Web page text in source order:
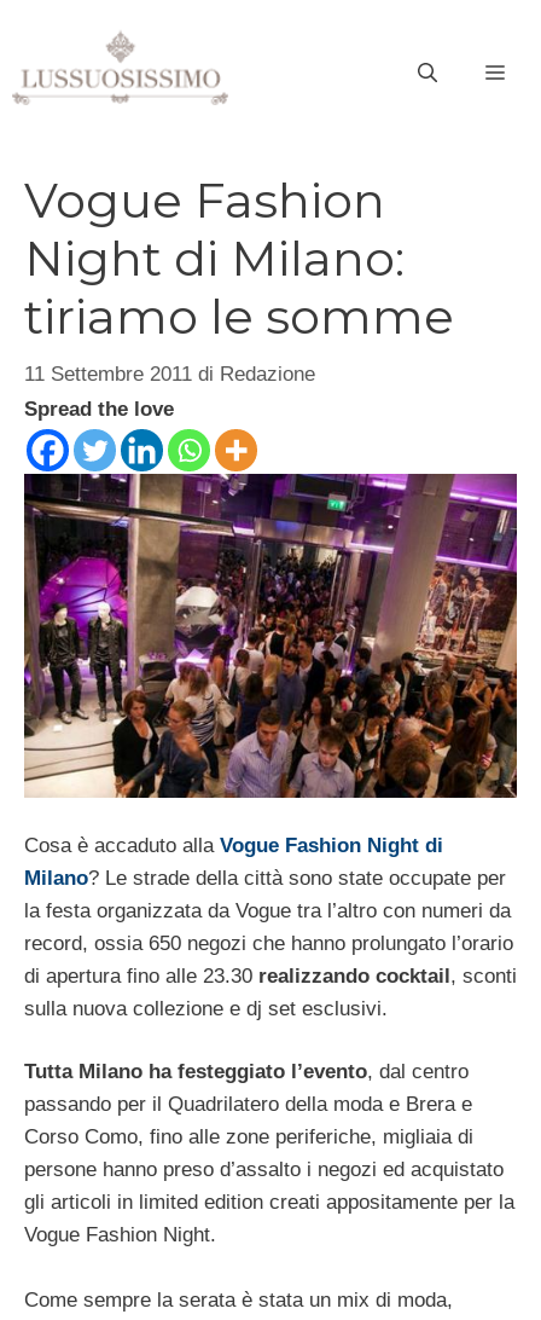
contenuto
Vogue Fashion
Night di Milano:
tiriamo le somme
11 Settembre 2011 di Redazione
Spread the love
Cosa è accaduto alla Vogue Fashion Night di
Milano? Le strade della città sono state occupate per
la festa organizzata da Vogue tra l’altro con numeri da
record, ossia 650 negozi che hanno prolungato l’orario
di apertura fino alle 23.30 realizzando cocktail, sconti
sulla nuova collezione e dj set esclusivi.
Tutta Milano ha festeggiato l’evento, dal centro
passando per il Quadrilatero della moda e Brera e
Corso Como, fino alle zone periferiche, migliaia di
persone hanno preso d’assalto i negozi ed acquistato
gli articoli in limited edition creati appositamente per la
Vogue Fashion Night.
Come sempre la serata è stata un mix di moda,